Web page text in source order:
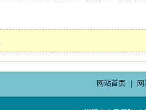
网站首页